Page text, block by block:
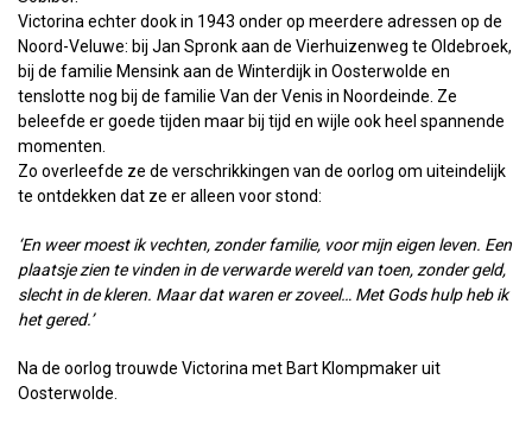
Victorina echter dook in 1943 onder op meerdere adressen op de
Noord-Veluwe: bij Jan Spronk aan de Vierhuizenweg te Oldebroek,
bij de familie Mensink aan de Winterdijk in Oosterwolde en
tenslotte nog bij de familie Van der Venis in Noordeinde. Ze
beleefde er goede tijden maar bij tijd en wijle ook heel spannende
momenten.
Zo overleefde ze de verschrikkingen van de oorlog om uiteindelijk
te ontdekken dat ze er alleen voor stond:
‘En weer moest ik vechten, zonder familie, voor mijn eigen leven. Een
plaatsje zien te vinden in de verwarde wereld van toen, zonder geld,
slecht in de kleren. Maar dat waren er zoveel… Met Gods hulp heb ik
het gered.’
Na de oorlog trouwde Victorina met Bart Klompmaker uit
Oosterwolde.